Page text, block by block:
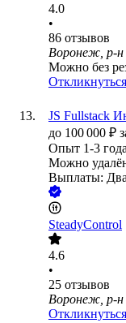
4.0
•
86 отзывов
Воронеж, р-н
Можно без
Откликнуться
JS Fullstack
до 100 000 ₽
Опыт 1-3 года
Можно
Выплаты: Два
SteadyControl
4.6
•
25 отзывов
Воронеж, р-н
Откликнуться